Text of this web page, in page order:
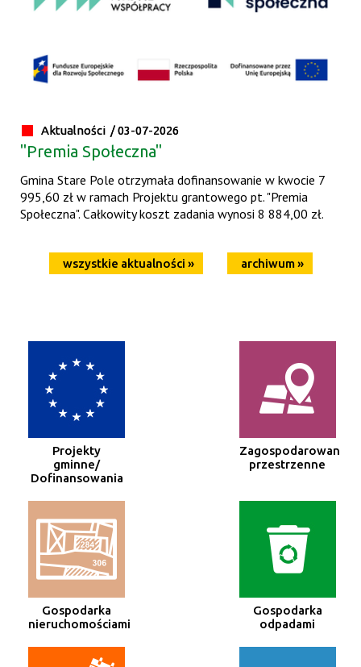
Aktualności /03-07-2026
"Premia Społeczna"
Gmina Stare Pole otrzymała dofinansowanie w kwocie 7
995,60 zł w ramach Projektu grantowego pt. "Premia
Społeczna". Całkowity koszt zadania wynosi 8 884,00 zł.
wszystkie aktualności » archiwum »
Projekty
gminne/
Dofinansowania
Zagospodarowanie
przestrzenne
Gospodarka
nieruchomościami
Gospodarka
odpadami